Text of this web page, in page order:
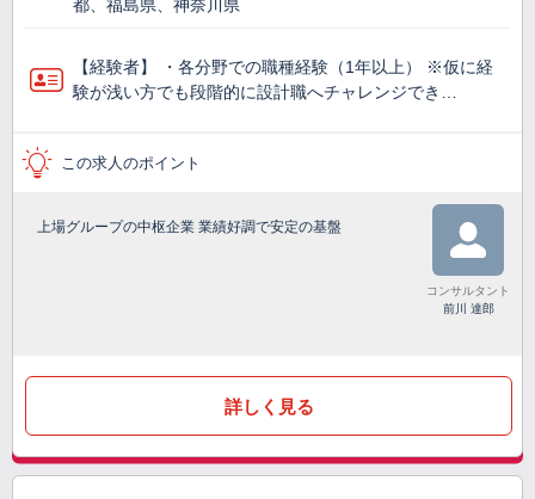
都、福島県、神奈川県
【経験者】 ・各分野での職種経験（1年以上） ※仮に経
験が浅い方でも段階的に設計職へチャレンジでき…
この求人のポイント
上場グループの中枢企業 業績好調で安定の基盤
コンサルタント
前川 達郎
詳しく見る